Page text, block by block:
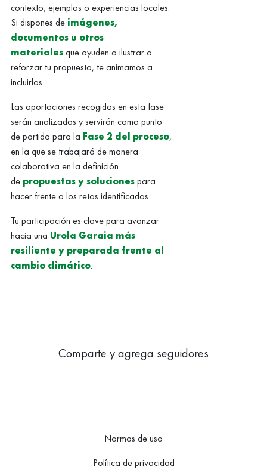
contexto, ejemplos o experiencias locales.
Si dispones de imágenes,
documentos u otros
materialesque ayuden a ilustrar o
reforzar tu propuesta, te animamos a
incluirlos.
Las aportaciones recogidas en esta fase
serán analizadas y servirán como punto
de partida para la Fase 2 del proceso,
en la que se trabajará de manera
colaborativa en la definición
de propuestas y solucionespara
hacer frente a los retos identificados.
Tu participación es clave para avanzar
hacia una Urola Garaia más
resiliente y preparada frente al
cambio climático.
Comparte y agrega seguidores
Normas de uso
Política de privacidad